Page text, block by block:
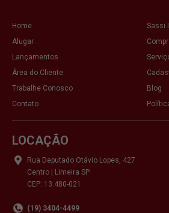
Home
Sassi
Alugar
Lançamentos
Área do Cliente
Trabalhe Conosco
Blog
Contato
LOCAÇÃO
Rua Deputado Otávio Lopes, 427
Centro | Limeira SP
CEP: 13.480-021
(19) 3404-4499